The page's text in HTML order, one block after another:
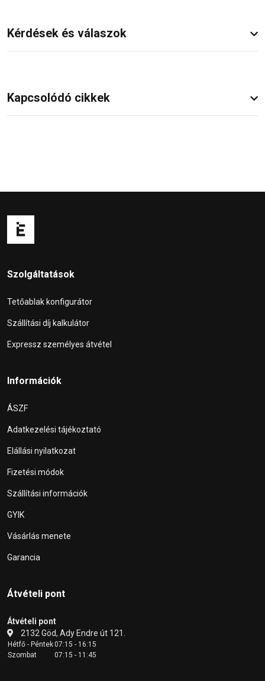
Kérdések és válaszok
Kapcsolódó cikkek
Szolgáltatások
Tetőablak konfigurátor
Szállítási díj kalkulátor
Expressz személyes átvétel
Információk
ÁSZF
Adatkezelési tájékoztató
Elállási nyilatkozat
Fizetési módok
Szállítási információk
GYIK
Vásárlás menete
Garancia
Átvételi pont
Átvételi pont
2132 Göd, Ady Endre út 121.
Hétfő - Péntek07:15 - 16:15
Szombat
07:15 - 11:45